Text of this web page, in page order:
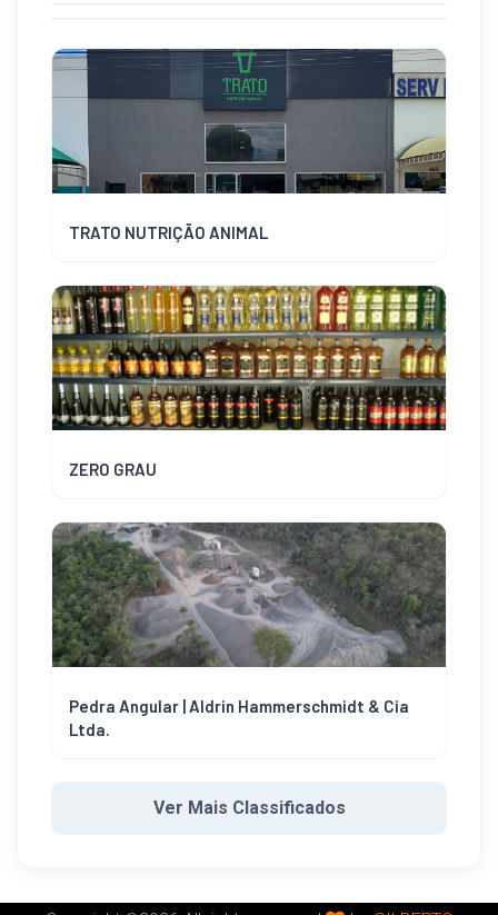
TRATO NUTRIÇÃO ANIMAL
ZERO GRAU
Pedra Angular | Aldrin Hammerschmidt & Cia
Ltda.
Ver Mais Classificados